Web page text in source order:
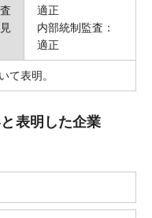
適正
内部統制監査：
適正
て表明。
表明した企業